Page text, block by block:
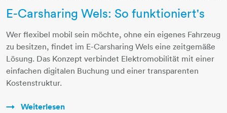
E-Carsharing Wels: So funktioniert's
Wer flexibel mobil sein möchte, ohne ein eigenes Fahrzeug
zu besitzen, findet im E-Carsharing Wels eine zeitgemäße
Lösung. Das Konzept verbindet Elektromobilität mit einer
einfachen digitalen Buchung und einer transparenten
Kostenstruktur.
Weiterlesen